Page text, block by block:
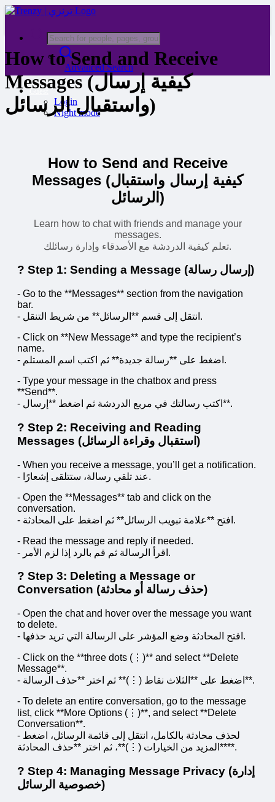
Advanced Search
Guest
Login
Night mode
How to Send and Receive
Messages (كيفية إرسال
واستقبال الرسائل)
How to Send and Receive
Messages (كيفية إرسال واستقبال
الرسائل)
Learn how to chat with friends and manage your
messages.
تعلم كيفية الدردشة مع الأصدقاء وإدارة رسائلك.
? Step 1: Sending a Message (إرسال رسالة)
- Go to the **Messages** section from the navigation
bar.
- انتقل إلى قسم **الرسائل** من شريط التنقل.
- Click on **New Message** and type the recipient’s
name.
- اضغط على **رسالة جديدة** ثم اكتب اسم المستلم.
- Type your message in the chatbox and press
**Send**.
- اكتب رسالتك في مربع الدردشة ثم اضغط **إرسال**.
? Step 2: Receiving and Reading
Messages (استقبال وقراءة الرسائل)
- When you receive a message, you’ll get a notification.
- عند تلقي رسالة، ستتلقى إشعارًا.
- Open the **Messages** tab and click on the
conversation.
- افتح **علامة تبويب الرسائل** ثم اضغط على المحادثة.
- Read the message and reply if needed.
- اقرأ الرسالة ثم قم بالرد إذا لزم الأمر.
?️ Step 3: Deleting a Message or
Conversation (حذف رسالة أو محادثة)
- Open the chat and hover over the message you want
to delete.
- افتح المحادثة وضع المؤشر على الرسالة التي تريد حذفها.
- Click on the **three dots (⋮)** and select **Delete
Message**.
- اضغط على **الثلاث نقاط (⋮)** ثم اختر **حذف الرسالة**.
- To delete an entire conversation, go to the message
list, click **More Options (⋮)**, and select **Delete
Conversation**.
- لحذف محادثة بالكامل، انتقل إلى قائمة الرسائل، اضغط
**المزيد من الخيارات (⋮)**، ثم اختر **حذف المحادثة**.
? Step 4: Managing Message Privacy (إدارة
خصوصية الرسائل)